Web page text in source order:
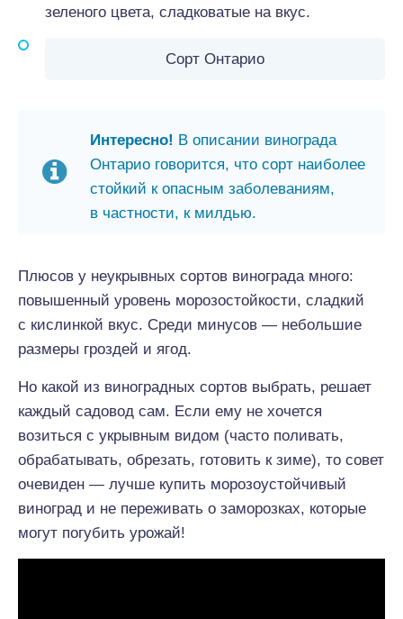
зеленого цвета, сладковатые на вкус.
Сорт Онтарио
Интересно! В описании винограда
Онтарио говорится, что сорт наиболее
стойкий к опасным заболеваниям,
в частности, к милдью.
Плюсов у неукрывных сортов винограда много:
повышенный уровень морозостойкости, сладкий
с кислинкой вкус. Среди минусов — небольшие
размеры гроздей и ягод.
Но какой из виноградных сортов выбрать, решает
каждый садовод сам. Если ему не хочется
возиться с укрывным видом (часто поливать,
обрабатывать, обрезать, готовить к зиме), то совет
очевиден — лучше купить морозоустойчивый
виноград и не переживать о заморозках, которые
могут погубить урожай!